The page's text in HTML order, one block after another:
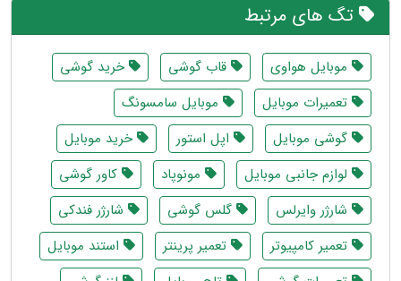
تگ های مرتبط
موبايل هواوى قاب گوشی
خرید گوشی
تعمیرات موبایل
موبایل سامسونگ
گوشي موبايل
اپل استور
خرید موبایل
لوازم جانبی موبایل
مونوپاد
کاور گوشی
شارژر وایرلس
گلس گوشی
شارژر فندکی
تعمیر کامپیوتر
تعمیر پرینتر
استند موبایل